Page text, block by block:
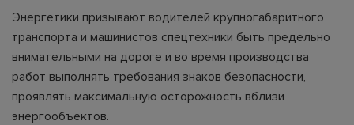
Энергетики призывают водителей крупногабаритного
транспорта и машинистов спецтехники быть предельно
внимательными на дороге и во время производства
работ выполнять требования знаков безопасности,
проявлять максимальную осторожность вблизи
энергообъектов.